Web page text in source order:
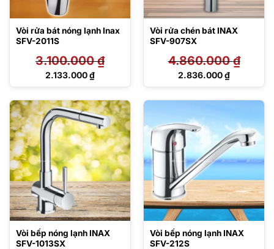
Vòi rửa bát nóng lạnh Inax
SFV-2011S
3.100.000₫
Giá
3.100.000 ₫.
2.133.000₫
Giá
tại
là:
2.133.000 ₫.
Vòi rửa chén bát INAX
SFV-907SX
4.860.000₫
Giá
4.860.000 ₫.
2.836.000₫
Giá
2.836.000 ₫.
Vòi bếp nóng lạnh INAX
SFV-1013SX
Vòi bếp nóng lạnh INAX
SFV-212S